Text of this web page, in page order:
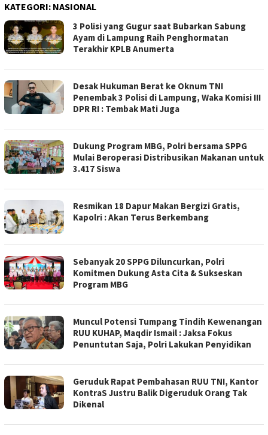
KATEGORI: NASIONAL
3 Polisi yang Gugur saat Bubarkan Sabung
Ayam di Lampung Raih Penghormatan
Terakhir KPLB Anumerta
Desak Hukuman Berat ke Oknum TNI
Penembak 3 Polisi di Lampung, Waka Komisi III
DPR RI : Tembak Mati Juga
Dukung Program MBG, Polri bersama SPPG
Mulai Beroperasi Distribusikan Makanan untuk
3.417 Siswa
Resmikan 18 Dapur Makan Bergizi Gratis,
Kapolri : Akan Terus Berkembang
Sebanyak 20 SPPG Diluncurkan, Polri
Komitmen Dukung Asta Cita & Sukseskan
Program MBG
Muncul Potensi Tumpang Tindih Kewenangan
RUU KUHAP, Maqdir Ismail : Jaksa Fokus
Penuntutan Saja, Polri Lakukan Penyidikan
Geruduk Rapat Pembahasan RUU TNI, Kantor
KontraS Justru Balik Digeruduk Orang Tak
Dikenal